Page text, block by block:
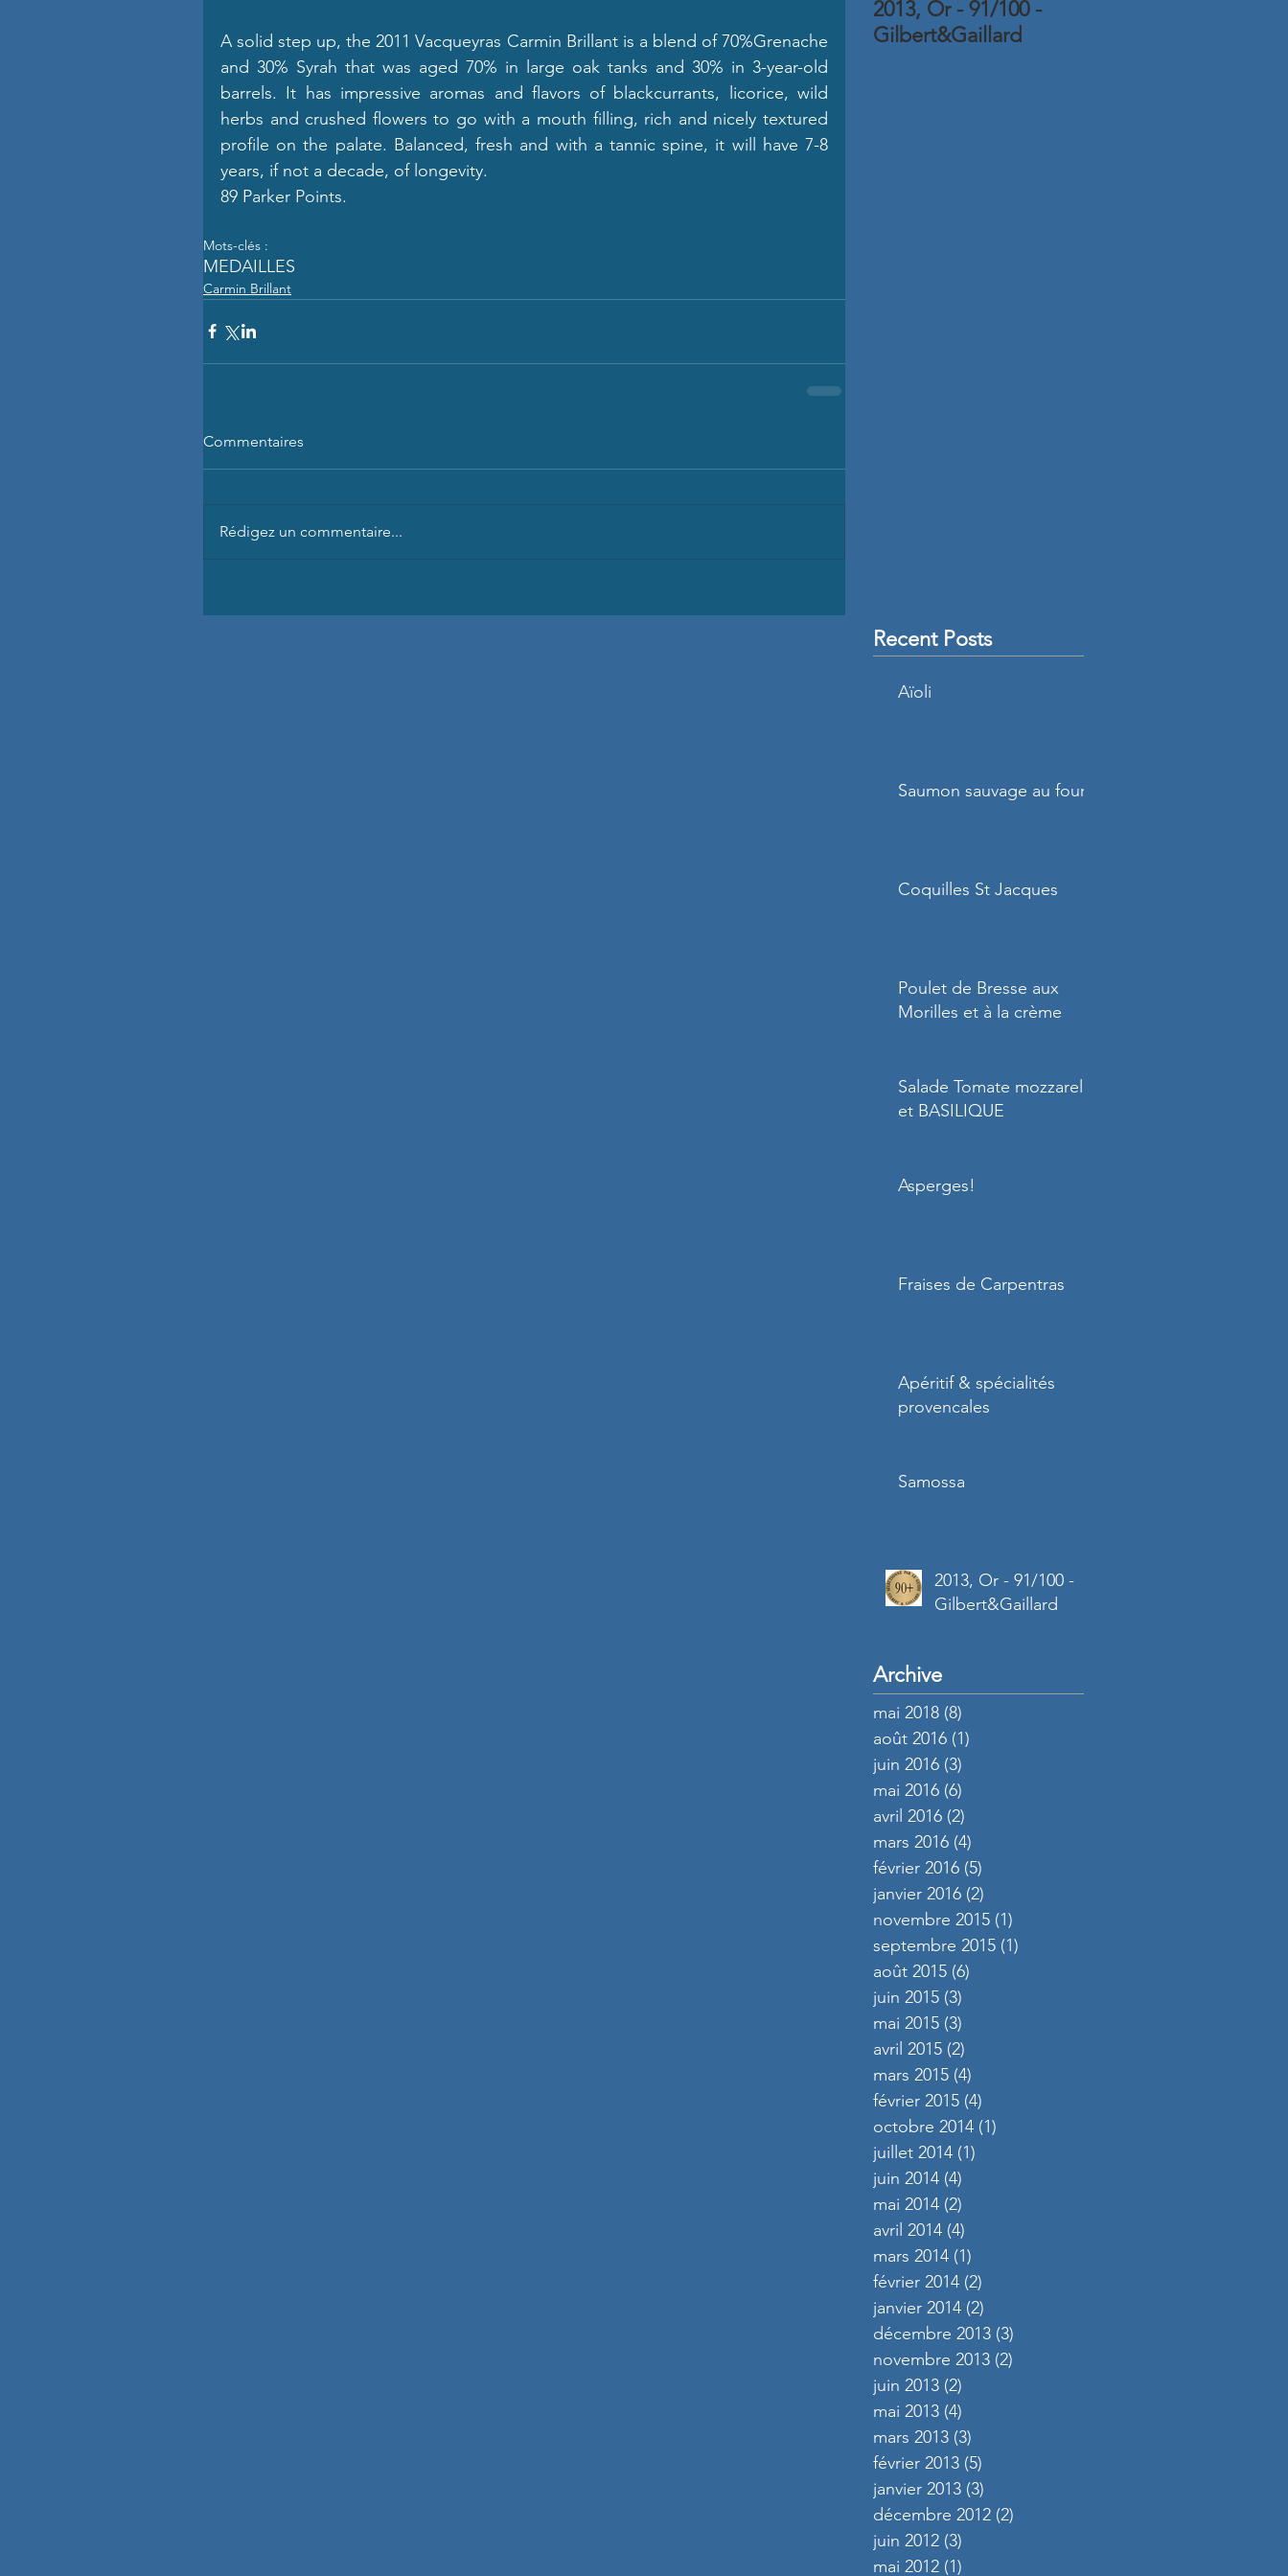
A solid step up, the 2011 Vacqueyras Carmin Brillant is a blend of 70%Grenache
and 30% Syrah that was aged 70% in large oak tanks and 30% in 3-year-old
barrels. It has impressive aromas and flavors of blackcurrants, licorice, wild
herbs and crushed flowers to go with a mouth filling, rich and nicely textured
profile on the palate. Balanced, fresh and with a tannic spine, it will have 7-8
years, if not a decade, of longevity.
89 Parker Points.
Mots-clés :
MEDAILLES
Carmin Brillant
Commentaires
Rédigez un commentaire...
2013, Or - 91/100 -
Gilbert&Gaillard
Recent Posts
Aïoli
Saumon sauvage au four
Coquilles St Jacques
Poulet de Bresse aux
Morilles et à la crème
Salade Tomate mozzarella
et BASILIQUE
Asperges!
Fraises de Carpentras
Apéritif & spécialités
provencales
Samossa
2013, Or - 91/100 -
Gilbert&Gaillard
Archive
mai 2018 (8)
août 2016 (1)
juin 2016 (3)
mai 2016 (6)
avril 2016 (2)
mars 2016 (4)
février 2016 (5)
janvier 2016 (2)
novembre 2015 (1)
septembre 2015 (1)
août 2015 (6)
juin 2015 (3)
mai 2015 (3)
avril 2015 (2)
mars 2015 (4)
février 2015 (4)
octobre 2014 (1)
juillet 2014 (1)
juin 2014 (4)
mai 2014 (2)
avril 2014 (4)
mars 2014 (1)
février 2014 (2)
janvier 2014 (2)
décembre 2013 (3)
novembre 2013 (2)
juin 2013 (2)
mai 2013 (4)
mars 2013 (3)
février 2013 (5)
janvier 2013 (3)
décembre 2012 (2)
juin 2012 (3)
mai 2012 (1)